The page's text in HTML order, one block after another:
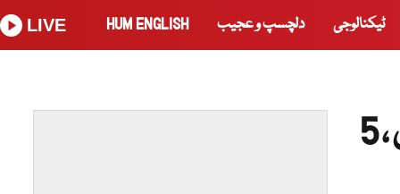
ٹیکنالوجی دلچسپ و عجیب HUM ENGLISH
LIVE
خیبرپختونخوا میں سکیورٹی فورسز کی 3 مختلف کارروائیاں،5